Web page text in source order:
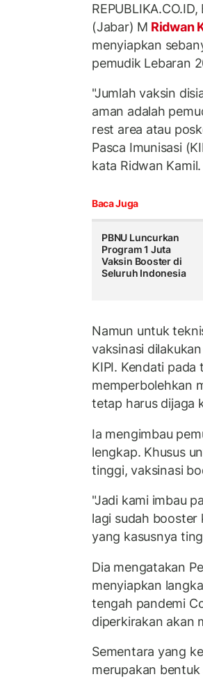
(Jabar) M Ridwan
menyiapkan
pemudik Lebaran
"Jumlah vaksin
aman adalah
rest area atau
Pasca Imunisasi
kata Ridwan Kamil.
Baca Juga
PBNU Luncurkan
Program 1 Juta
Vaksin Booster di
Seluruh Indonesia
Namun untuk
vaksinasi
KIPI. Kendati
memperbolehkan
tetap harus dijaga
Ia mengimbau
lengkap. Khusus
tinggi, vaksinasi
"Jadi kami imbau
lagi sudah booster
yang kasusnya
Dia mengatakan
menyiapkan
tengah pandemi
diperkirakan akan
Sementara yang
merupakan